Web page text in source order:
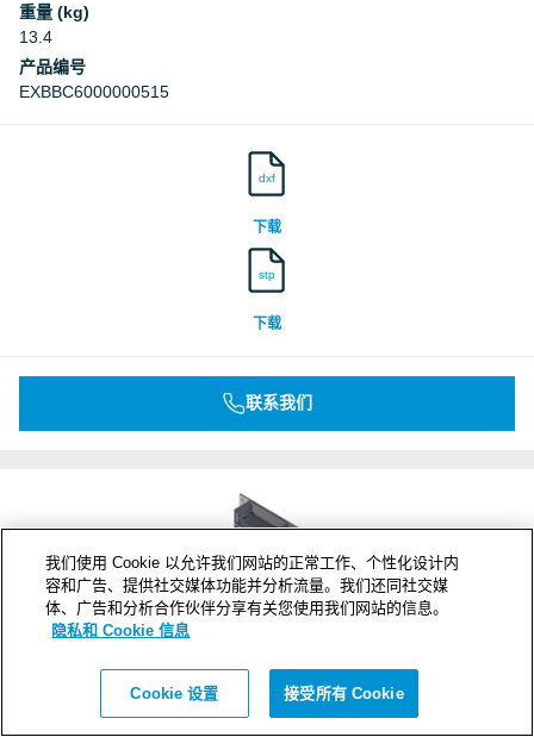
重量 (kg)
13.4
产品编号
EXBBC6000000515
dxf
下载
stp
下载
联系我们
B 8x1 C Ex GALV
我们使用 Cookie 以允许我们网站的正常工作、个性化设计内
容和广告、提供社交媒体功能并分析流量。我们还同社交媒
体、广告和分析合作伙伴分享有关您使用我们网站的信息。
隐私和 Cookie 信息
Cookie 设置 接受所有 Cookie